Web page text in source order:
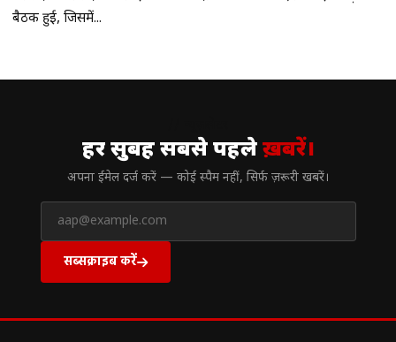
बैठक हुई, जिसमें...
हर सुबह सबसे पहलेख़बरें।
अपना ईमेल दर्ज करें — कोई स्पैम नहीं, सिर्फ ज़रूरी खबरें।
सब्सक्राइब करें